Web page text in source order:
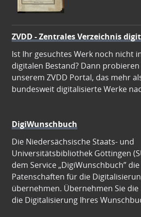
ZVDD - Zentrales Verzeichnis
Ist Ihr gesuchtes Werk noch nicht
digitalen Bestand? Dann probieren
unserem ZVDD Portal, das mehr
bundesweit digitalisierte Werke
DigiWunschbuch
Die Niedersächsische Staats- und
Universitätsbibliothek Göttingen
dem Service „DigiWunschbuch”
Patenschaften für die
übernehmen. Übernehmen Sie
die Digitalisierung Ihres